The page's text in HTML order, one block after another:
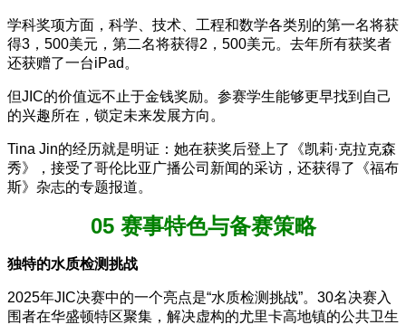
学科奖项方面，科学、技术、工程和数学各类别的第一名将获
得3，500美元，第二名将获得2，500美元。去年所有获奖者
还获赠了一台iPad。
但JIC的价值远不止于金钱奖励。参赛学生能够更早找到自己
的兴趣所在，锁定未来发展方向。
Tina Jin的经历就是明证：她在获奖后登上了《凯莉·克拉克森
秀》，接受了哥伦比亚广播公司新闻的采访，还获得了《福布
斯》杂志的专题报道。
05 赛事特色与备赛策略
独特的水质检测挑战
2025年JIC决赛中的一个亮点是“水质检测挑战”。30名决赛入
围者在华盛顿特区聚集，解决虚构的尤里卡高地镇的公共卫生